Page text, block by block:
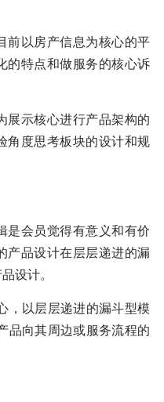
前以房产信息为核心的平
的特点和做服务的核心诉
展示核心进行产品架构的
角度思考板块的设计和规
是会员觉得有意义和有价
产品设计在层层递进的漏
设计。
，以层层递进的漏斗型模
品向其周边或服务流程的